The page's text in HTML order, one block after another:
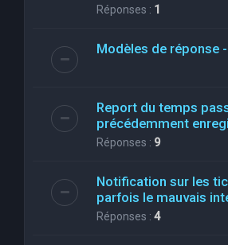
Réponses : 1
Modèles de réponse
Report du temps
précédemment
Réponses : 9
Notification sur les
parfois le mauvais
Réponses : 4